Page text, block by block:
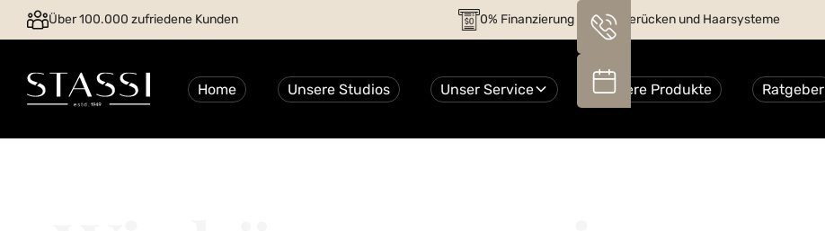
Über 100.000 zufriedene Kunden 0% Finanzierung auf alle Perücken und Haarsysteme
Home Unsere Studios Unser Service Unsere Produkte Ratgeber